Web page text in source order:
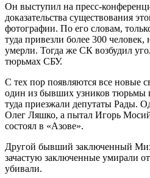
Он выступил на пресс-
доказательства существования
фотографии. По его словам,
туда привезли более 300
умерли. Тогда же СК возбудил
тюрьмах СБУ.
С тех пор появляются все новые
один из бывших узников тюрьмы
туда приезжали депутаты Рады.
Олег Ляшко, а пытал Игорь
состоял в «Азове».
Другой бывший заключенный
зачастую заключенные умирали
убивали.